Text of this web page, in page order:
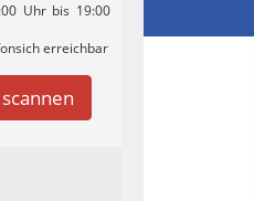
Uhr bis 19:00
erreichbar